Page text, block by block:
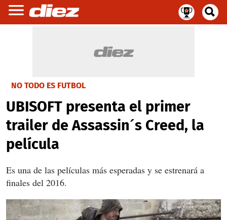
NO TODO ES FUTBOL
UBISOFT presenta el primer
trailer de Assassin´s Creed, la
película
Es una de las películas más esperadas y se estrenará a
finales del 2016.